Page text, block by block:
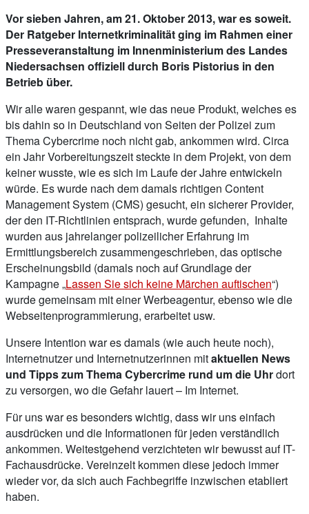
Vor sieben Jahren, am 21. Oktober 2013, war es soweit.
Der Ratgeber Internetkriminalität ging im Rahmen einer
Presseveranstaltung im Innenministerium des Landes
Niedersachsen offiziell durch Boris Pistorius in den
Betrieb über.
Wir alle waren gespannt, wie das neue Produkt, welches es
bis dahin so in Deutschland von Seiten der Polizei zum
Thema Cybercrime noch nicht gab, ankommen wird. Circa
ein Jahr Vorbereitungszeit steckte in dem Projekt, von dem
keiner wusste, wie es sich im Laufe der Jahre entwickeln
würde. Es wurde nach dem damals richtigen Content
Management System (CMS) gesucht, ein sicherer Provider,
der den IT-Richtlinien entsprach, wurde gefunden, Inhalte
wurden aus jahrelanger polizeilicher Erfahrung im
Ermittlungsbereich zusammengeschrieben, das optische
Erscheinungsbild (damals noch auf Grundlage der
Kampagne „Lassen Sie sich keine Märchen auftischen“)
wurde gemeinsam mit einer Werbeagentur, ebenso wie die
Webseitenprogrammierung, erarbeitet usw.
Unsere Intention war es damals (wie auch heute noch),
Internetnutzer und Internetnutzerinnen mitaktuellen News
und Tipps zum Thema Cybercrime rund um die Uhrdort
zu versorgen, wo die Gefahr lauert – Im Internet.
Für uns war es besonders wichtig, dass wir uns einfach
ausdrücken und die Informationen für jeden verständlich
ankommen. Weitestgehend verzichteten wir bewusst auf IT-
Fachausdrücke. Vereinzelt kommen diese jedoch immer
wieder vor, da sich auch Fachbegriffe inzwischen etabliert
haben.